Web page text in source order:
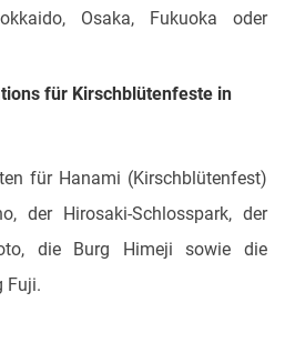
Osaka, Fukuoka oder
für Kirschblütenfeste in
für Hanami (Kirschblütenfest)
der Hirosaki-Schlosspark, der
die Burg Himeji sowie die
Fuji.